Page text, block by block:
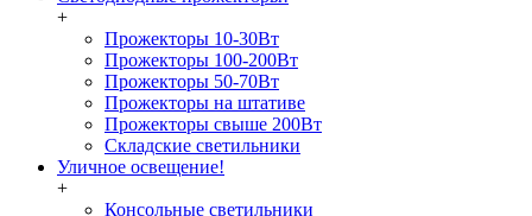
+
Прожекторы 10-30Вт
Прожекторы 100-200Вт
Прожекторы 50-70Вт
Прожекторы на штативе
Прожекторы свыше 200Вт
Складские светильники
Уличное освещение!
+
Консольные светильники